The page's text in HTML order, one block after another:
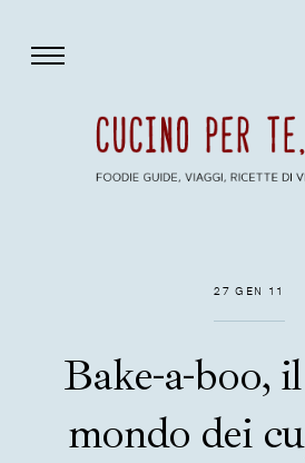
27 GEN 11
Bake-a-boo,
mondo dei